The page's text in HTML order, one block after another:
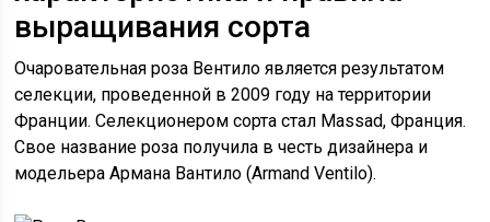
выращивания сорта
Очаровательная роза Вентило является результатом
селекции, проведенной в 2009 году на территории
Франции. Селекционером сорта стал Massad, Франция.
Свое название роза получила в честь дизайнера и
модельера Армана Вантило (Armand Ventilo).